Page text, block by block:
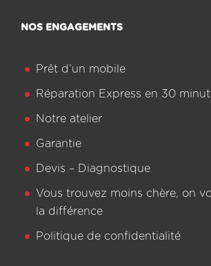
NOS ENGAGEMENTS
Prêt d’un mobile
Réparation Express en 30
Notre atelier
Garantie
Devis – Diagnostique
Vous trouvez moins chère, on
la différence
Politique de confidentialité